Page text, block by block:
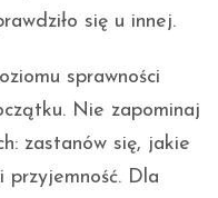
się u innej.
sprawności
Nie zapominaj
zastanów się, jakie
Dla